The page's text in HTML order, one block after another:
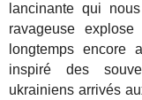
lancinante qui
ravageuse
longtemps encore
inspiré des
ukrainiens arrivés